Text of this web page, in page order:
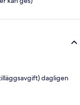
dagligen